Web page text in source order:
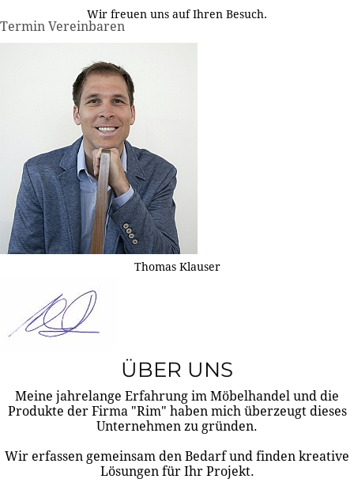
Wir freuen uns auf Ihren Besuch.
Termin Vereinbaren
Thomas Klauser
ÜBER UNS
Meine jahrelange Erfahrung im Möbelhandel und die
Produkte der Firma "Rim" haben mich überzeugt dieses
Unternehmen zu gründen.
Wir erfassen gemeinsam den Bedarf und finden kreative
Lösungen für Ihr Projekt.